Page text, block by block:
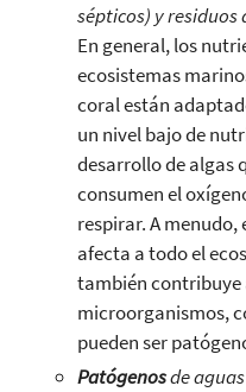
sépticos) y
En general, los
ecosistemas
coral están
un nivel bajo de
desarrollo de algas
consumen el
respirar. A
afecta a todo el
también contribuye
microorganismos,
pueden ser
Patógenosde